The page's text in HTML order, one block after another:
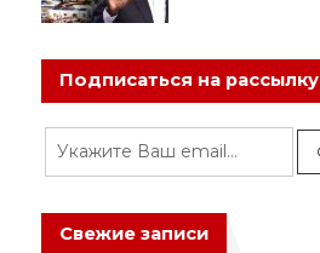
Подписаться на рассылку
Свежие записи